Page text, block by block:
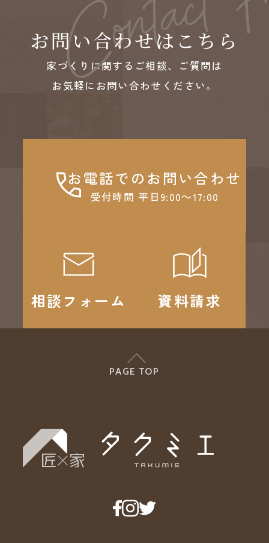
お問い合わせはこちら
家づくりに関するご相談、ご質問は
お気軽にお問い合わせください。
お電話でのお問い合わせ
受付時間 平日9:00～17:00
相談フォーム 資料請求
PAGE TOP